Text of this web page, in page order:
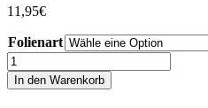
11,95€
Folienart
Honda
CRF
1000L
In den Warenkorb